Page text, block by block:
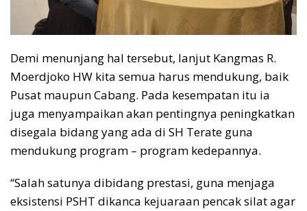
Demi menunjang hal tersebut, lanjut Kangmas R.
Moerdjoko HW kita semua harus mendukung, baik
Pusat maupun Cabang. Pada kesempatan itu ia
juga menyampaikan akan pentingnya peningkatkan
disegala bidang yang ada di SH Terate guna
mendukung program – program kedepannya.
“Salah satunya dibidang prestasi, guna menjaga
eksistensi PSHT dikanca kejuaraan pencak silat agar